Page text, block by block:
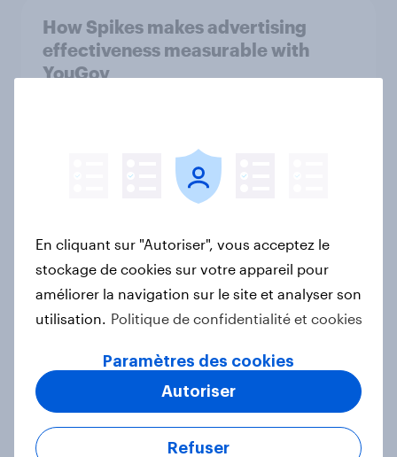
How Spikes makes advertising
effectiveness measurable with
YouGov
Le Live Shopping en France : encore
discret mais ultra-performant
[CH On-Demand Webinaire]
stratégies basées sur les données
pour les communes
En cliquant sur "Autoriser", vous acceptez le
stockage de cookies sur votre appareil pour
améliorer la navigation sur le site et analyser son
utilisation. Politique de confidentialité et cookies
Paramètres des cookies
Refuser
Autoriser